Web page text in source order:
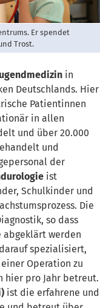
Er spendet
Trost.
in
Deutschlands. Hier
Patientinnen
in allen
und über 20.000
und
der
ist
Schulkinder und
Die
so dass
abgeklärt werden
spezialisiert,
Operation zu
hier pro Jahr betreut.
ist die erfahrene und